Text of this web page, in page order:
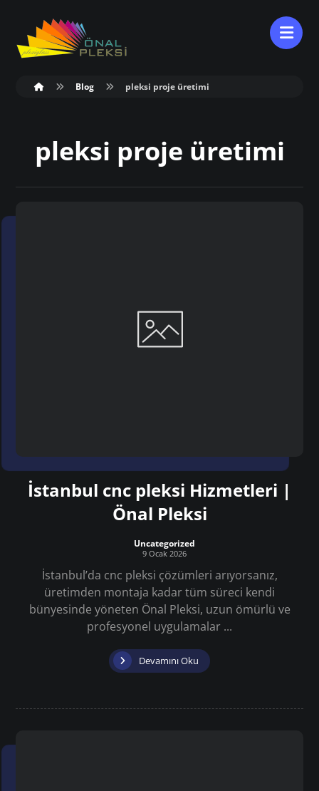
Blog pleksi proje üretimi
pleksi proje üretimi
İstanbul cnc pleksi Hizmetleri |
Önal Pleksi
Uncategorized
9 Ocak 2026
İstanbul’da cnc pleksi çözümleri arıyorsanız,
üretimden montaja kadar tüm süreci kendi
bünyesinde yöneten Önal Pleksi, uzun ömürlü ve
profesyonel uygulamalar ...
Devamını Oku